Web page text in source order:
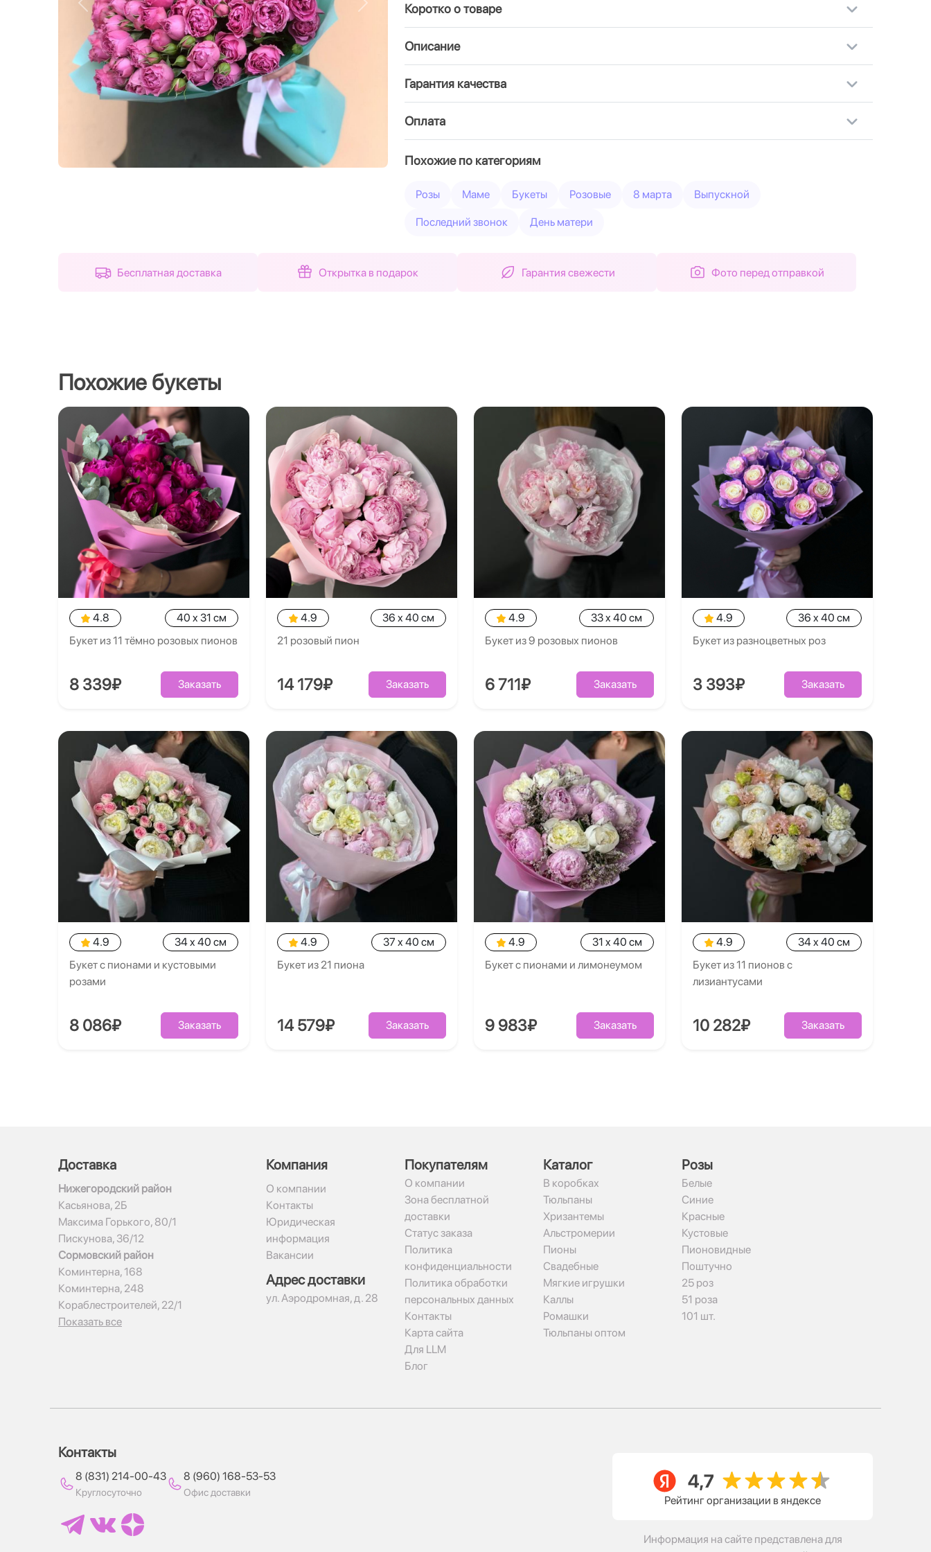
Назад Вперед Коротко о товаре
Описание
Гарантия качества
Оплата
Похожие по категориям
Розы Маме Букеты Розовые 8 марта Выпускной
Последний звонок День матери
Бесплатная доставка Открытка в подарок Гарантия свежести Фото перед отправкой
Похожие букеты
4.8
40 x 31 см
Букет из 11 тёмно розовых пионов
8 339₽ Заказать
4.9
36 x 40 см
21 розовый пион
14 179₽ Заказать
4.9
33 x 40 см
Букет из 9 розовых пионов
6 711₽ Заказать
4.9
36 x 40 см
Букет из разноцветных роз
3 393₽ Заказать
4.9
34 x 40 см
Букет с пионами и кустовыми
розами
8 086₽ Заказать
4.9
37 x 40 см
Букет из 21 пиона
14 579₽ Заказать
4.9
31 x 40 см
Букет с пионами и лимонеумом
9 983₽ Заказать
4.9
34 x 40 см
Букет из 11 пионов с
лизиантусами
10 282₽ Заказать
Доставка
Нижегородский район
Касьянова, 2Б
Максима Горького, 80/1
Пискунова, 36/12
Сормовский район
Коминтерна, 168
Коминтерна, 248
Кораблестроителей, 22/1
Показать все
Компания
О компании
Контакты
Юридическая
информация
Вакансии
Адрес доставки
ул. Аэродромная, д. 28
Покупателям
О компании
Зона бесплатной
доставки
Статус заказа
Политика
конфиденциальности
Политика обработки
персональных данных
Контакты
Карта сайта
Для LLM
Блог
Каталог
В коробках
Тюльпаны
Хризантемы
Альстромерии
Пионы
Свадебные
Мягкие игрушки
Каллы
Ромашки
Тюльпаны оптом
Рoзы
Белые
Синие
Красные
Кустовые
Пионовидные
Поштучно
25 роз
51 роза
101 шт.
Контакты
8 (831) 214-00-43
Круглосуточно
8 (960) 168-53-53
Офис доставки
Рейтинг организации в яндексе
Информация на сайте представлена для